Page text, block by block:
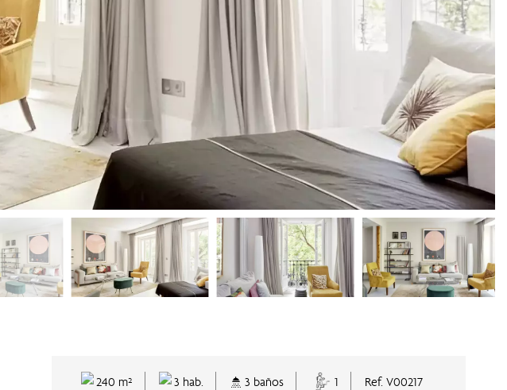
240 m² 3 hab. 3 baños 1 Ref. V00217